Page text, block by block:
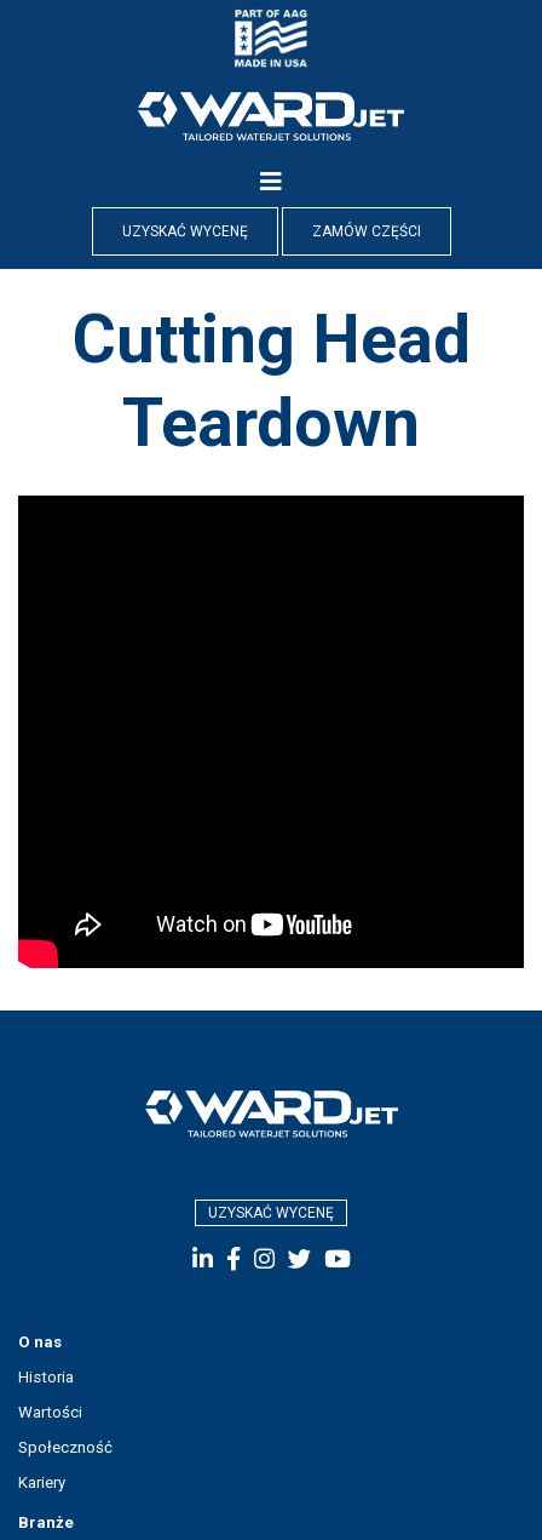
UZYSKAĆ WYCENĘ ZAMÓW CZĘŚCI
Cutting Head
Teardown
UZYSKAĆ WYCENĘ
O nas
Historia
Wartości
Społeczność
Kariery
Branże